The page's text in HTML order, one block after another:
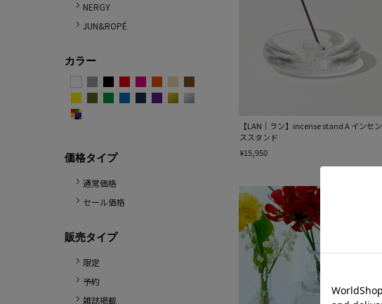
NERGY
JUN&ROPÉ
カラー
価格タイプ
通常価格
セール価格
販売タイプ
限定
予約
雑誌掲載
【LAN｜ラン】incense stand A インセン
ススタンド
¥15,950